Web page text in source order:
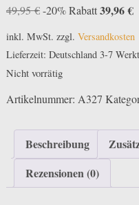
49,95€Ursprünglicher
war:
49,95 €
-20% Rabatt39,96€
ist:
inkl. MwSt. zzgl. Versandkosten
Lieferzeit: Deutschland 3-7
Nicht vorrätig
Artikelnummer: A327
Beschreibung
Rezensionen (0)